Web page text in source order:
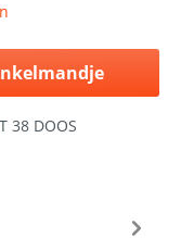
38 DOOS